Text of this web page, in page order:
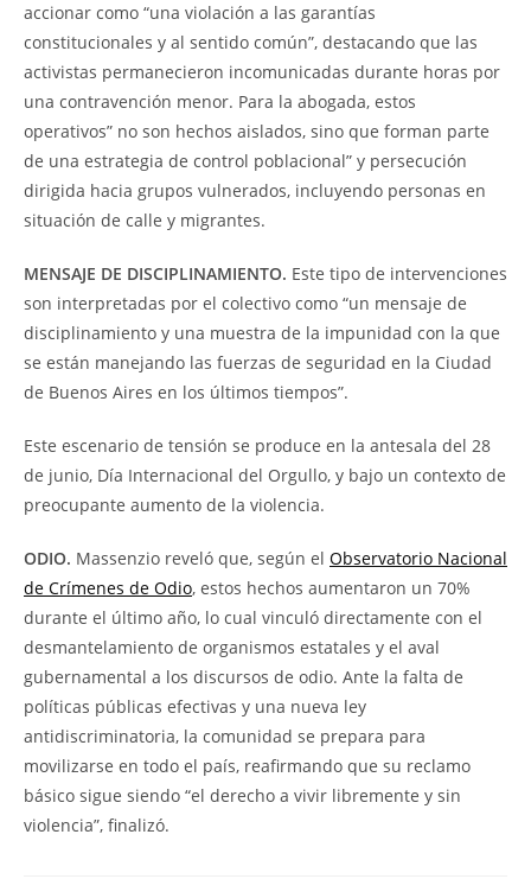
accionar como “una violación a las garantías
constitucionales y al sentido común”, destacando que las
activistas permanecieron incomunicadas durante horas por
una contravención menor. Para la abogada, estos
operativos” no son hechos aislados, sino que forman parte
de una estrategia de control poblacional” y persecución
dirigida hacia grupos vulnerados, incluyendo personas en
situación de calle y migrantes.
MENSAJE DE DISCIPLINAMIENTO. Este tipo de intervenciones
son interpretadas por el colectivo como “un mensaje de
disciplinamiento y una muestra de la impunidad con la que
se están manejando las fuerzas de seguridad en la Ciudad
de Buenos Aires en los últimos tiempos”.
Este escenario de tensión se produce en la antesala del 28
de junio, Día Internacional del Orgullo, y bajo un contexto de
preocupante aumento de la violencia.
ODIO. Massenzio reveló que, según el Observatorio Nacional
de Crímenes de Odio, estos hechos aumentaron un 70%
durante el último año, lo cual vinculó directamente con el
desmantelamiento de organismos estatales y el aval
gubernamental a los discursos de odio. Ante la falta de
políticas públicas efectivas y una nueva ley
antidiscriminatoria, la comunidad se prepara para
movilizarse en todo el país, reafirmando que su reclamo
básico sigue siendo “el derecho a vivir libremente y sin
violencia”, finalizó.